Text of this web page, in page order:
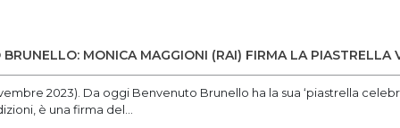
MONICA MAGGIONI (RAI) FIRMA LA PIASTRELLA
2023). Da oggi Benvenuto Brunello ha la sua ‘piastrella
è una firma del...